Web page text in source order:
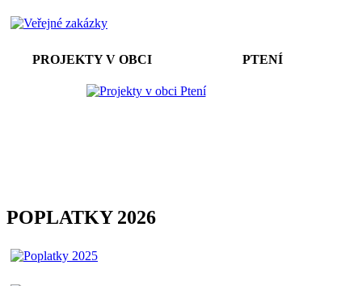
PROJEKTY V OBCI PTENÍ
POPLATKY 2026